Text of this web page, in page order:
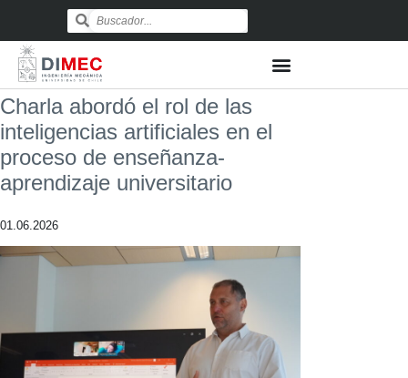
Charla abordó el rol de las
inteligencias artificiales en el
proceso de enseñanza-
aprendizaje universitario
01.06.2026